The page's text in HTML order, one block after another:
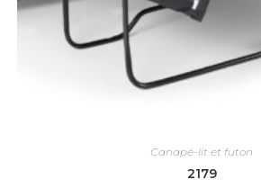
Canapé-lit et futon
2179